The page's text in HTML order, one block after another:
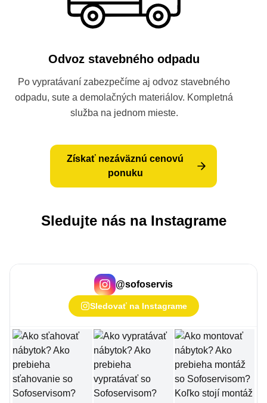
Odvoz stavebného odpadu
Po vypratávaní zabezpečíme aj odvoz stavebného
odpadu, sute a demolačných materiálov. Kompletná
služba na jednom mieste.
Získať nezáväznú cenovú
ponuku
Sledujte nás na Instagrame
@sofoservis
Sledovať na Instagrame